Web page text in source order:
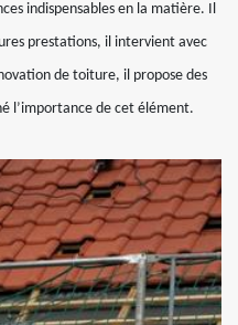
indispensables en la matière. Il
prestations, il intervient avec
de toiture, il propose des
l’importance de cet élément.